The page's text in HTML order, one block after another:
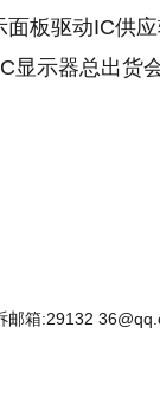
板驱动IC供
显示器总出货
邮箱:29132